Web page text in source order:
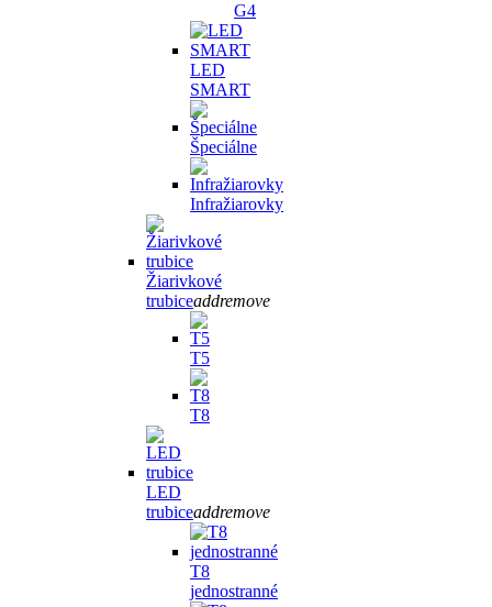
G4
LED
SMART
Špeciálne
Infražiarovky
Žiarivkové
trubiceaddremove
T5
T8
LED
trubiceaddremove
T8
jednostranné